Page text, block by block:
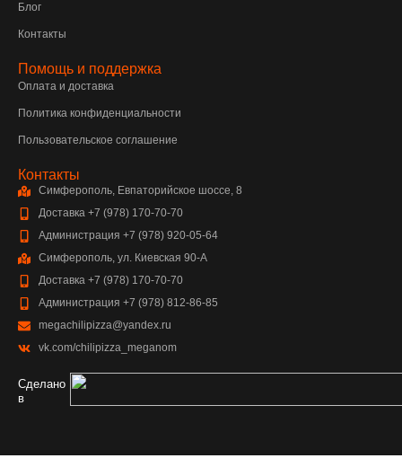
Блог
Контакты
Помощь и поддержка
Оплата и доставка
Политика конфиденциальности
Пользовательское соглашение
Контакты
Симферополь, Евпаторийское шоссе, 8
Доставка +7 (978) 170-70-70
Администрация +7 (978) 920-05-64
Симферополь, ул. Киевская 90-А
Доставка +7 (978) 170-70-70
Администрация +7 (978) 812-86-85
megachilipizza@yandex.ru
vk.com/chilipizza_meganom
Сделано
в